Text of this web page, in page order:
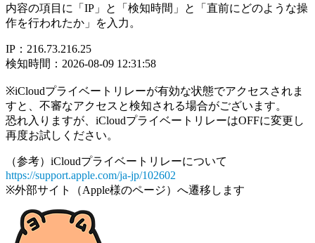
内容の項目に「IP」と「検知時間」と「直前にどのような操
作を行われたか」を入力。
IP：216.73.216.25
検知時間：2026-08-09 12:31:58
※iCloudプライベートリレーが有効な状態でアクセスされま
すと、不審なアクセスと検知される場合がございます。
恐れ入りますが、iCloudプライベートリレーはOFFに変更し
再度お試しください。
（参考）iCloudプライベートリレーについて
https://support.apple.com/ja-jp/102602
※外部サイト（Apple様のページ）へ遷移します